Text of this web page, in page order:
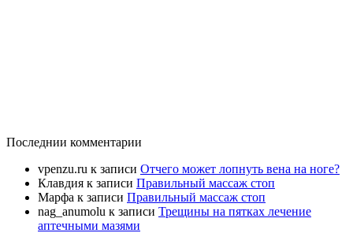
Последнии комментарии
vpenzu.ru к записи Отчего может лопнуть вена на ноге?
Клавдия к записи Правильный массаж стоп
Марфа к записи Правильный массаж стоп
nag_anumolu к записи Трещины на пятках лечение
аптечными мазями